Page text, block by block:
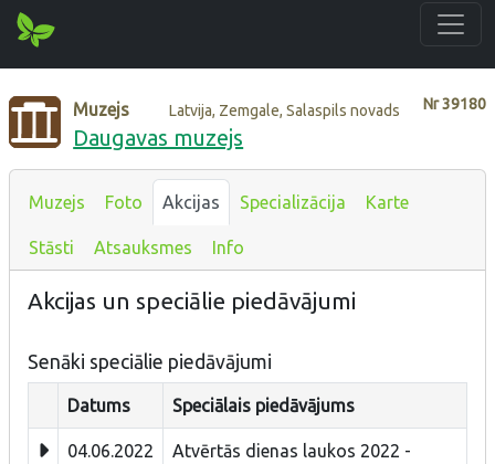
Nr39180
Muzejs Latvija, Zemgale, Salaspils novads
Daugavas muzejs
Muzejs Foto Akcijas Specializācija Karte
Stāsti Atsauksmes Info
Akcijas un speciālie piedāvājumi
Senāki speciālie piedāvājumi
Datums Speciālais piedāvājums
04.06.2022
Atvērtās dienas laukos 2022 -